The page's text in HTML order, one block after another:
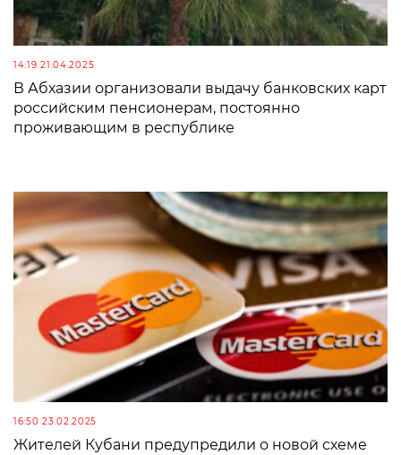
14:19 21.04.2025
В Абхазии организовали выдачу банковских карт
российским пенсионерам, постоянно
проживающим в республике
16:50 23.02.2025
Жителей Кубани предупредили о новой схеме